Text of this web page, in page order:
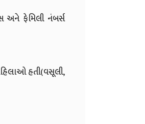
અને ફેમિલી નંબર્સ
હતી(વસૂલી,